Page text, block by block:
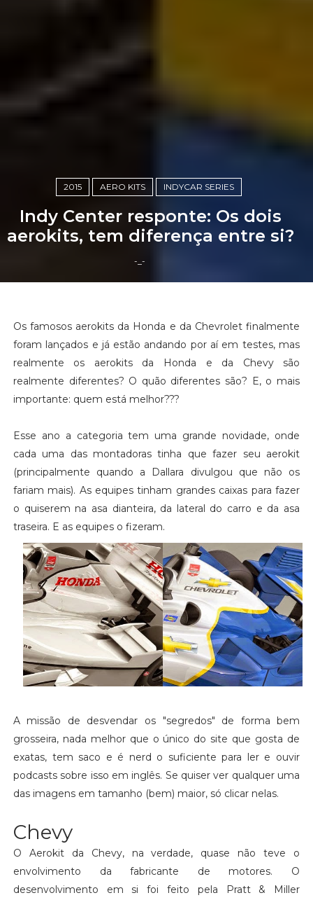
2015 AERO KITS INDYCAR SERIES
Indy Center responte: Os dois
aerokits, tem diferença entre si?
-_-
Os famosos aerokits da Honda e da Chevrolet finalmente
foram lançados e já estão andando por aí em testes, mas
realmente os aerokits da Honda e da Chevy são
realmente diferentes? O quão diferentes são? E, o mais
importante: quem está melhor???
Esse ano a categoria tem uma grande novidade, onde
cada uma das montadoras tinha que fazer seu aerokit
(principalmente quando a Dallara divulgou que não os
fariam mais). As equipes tinham grandes caixas para fazer
o quiserem na asa dianteira, da lateral do carro e da asa
traseira. E as equipes o fizeram.
A missão de desvendar os "segredos" de forma bem
grosseira, nada melhor que o único do site que gosta de
exatas, tem saco e é nerd o suficiente para ler e ouvir
podcasts sobre isso em inglês. Se quiser ver qualquer uma
das imagens em tamanho (bem) maior, só clicar nelas.
Chevy
O Aerokit da Chevy, na verdade, quase não teve o
envolvimento da fabricante de motores. O
desenvolvimento em si foi feito pela Pratt & Miller